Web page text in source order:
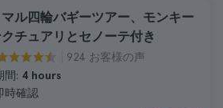
ル四輪バギーツアー、モンキー
チュアリとセノーテ付き
924 お客様の声
間: 4 hours
時確認